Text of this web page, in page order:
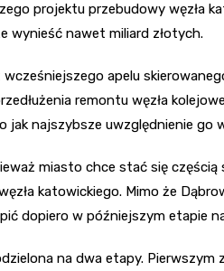
projektu przebudowy węzła
wynieść nawet miliard złotych.
apelu
remontu węzła
jak najszybsze uwzględnienie go
miasto chce stać się
katowickiego. Mimo że
dopiero w późniejszym etapie
na dwa etapy.